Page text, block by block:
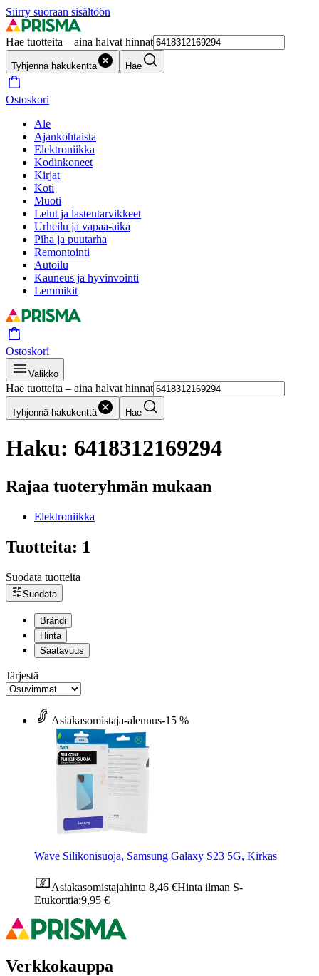
Siirry suoraan sisältöön
Hae tuotteita – aina halvat hinnat
Tyhjennä hakukenttä Hae
Ostoskori
Ale
Ajankohtaista
Elektroniikka
Kodinkoneet
Kirjat
Koti
Muoti
Lelut ja lastentarvikkeet
Urheilu ja vapaa-aika
Piha ja puutarha
Remontointi
Autoilu
Kauneus ja hyvinvointi
Lemmikit
Ostoskori
Valikko
Hae tuotteita – aina halvat hinnat
Tyhjennä hakukenttä Hae
Haku: 6418312169294
Rajaa tuoteryhmän mukaan
Elektroniikka
Tuotteita: 1
Suodata tuotteita
Suodata
Brändi
Hinta
Saatavuus
Järjestä
Asiakasomistaja-alennus-15 %
Wave Silikonisuoja, Samsung Galaxy S23 5G, Kirkas
Asiakasomistajahinta 8,46 €Hinta ilman S-
Etukorttia:9,95 €
Verkkokauppa